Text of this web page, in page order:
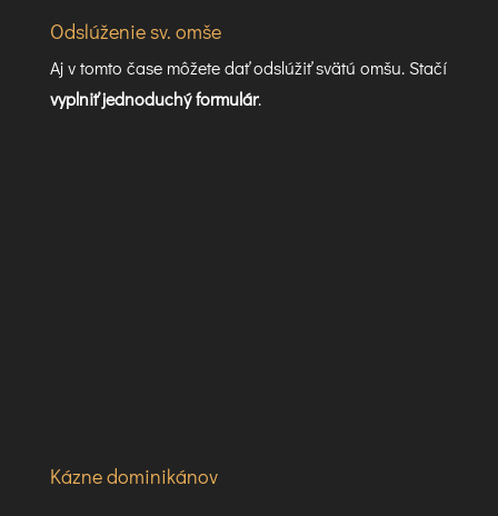
Odslúženie sv. omše
Aj v tomto čase môžete dať odslúžiť svätú omšu. Stačí
vyplniť jednoduchý formulár.
Kázne dominikánov